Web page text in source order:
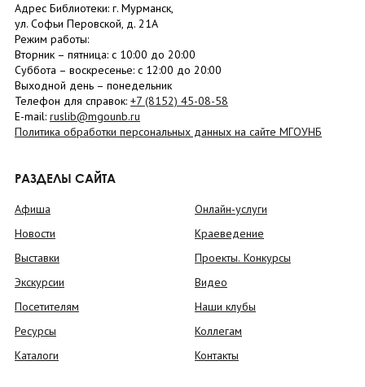
Адрес Библиотеки: г. Мурманск,
ул. Софьи Перовской, д. 21А
Режим работы:
Вторник – пятница: с 10:00 до 20:00
Суббота – воскресенье: c 12:00 до 20:00
Выходной день – понедельник
Телефон для справок: +7 (8152) 45-08-58
E-mail: ruslib@mgounb.ru
Политика обработки персональных данных на сайте МГОУНБ
РАЗДЕЛЫ САЙТА
Афиша
Новости
Выставки
Экскурсии
Посетителям
Ресурсы
Каталоги
Онлайн-услуги
Краеведение
Проекты. Конкурсы
Видео
Наши клубы
Коллегам
Контакты